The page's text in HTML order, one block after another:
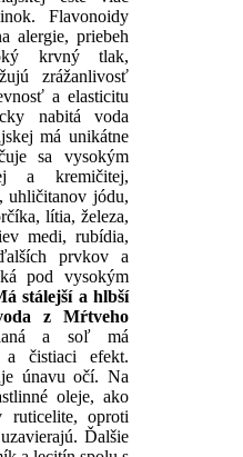
Flavonoidy
alergie, priebeh
krvný tlak,
zrážanlivosť
a elasticitu
nabitá voda
má unikátne
sa vysokým
a kremičitej,
uhličitanov jódu,
lítia, železa,
medi, rubídia,
prvkov a
pod vysokým
stálejší a hlbší
z Mŕtveho
a soľ má
a čistiaci efekt.
únavu očí. Na
oleje, ako
oproti
Ďalšie